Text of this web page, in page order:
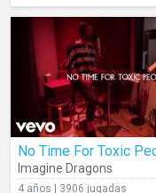
Imagine Dragons
4 años | 3906 jugadas